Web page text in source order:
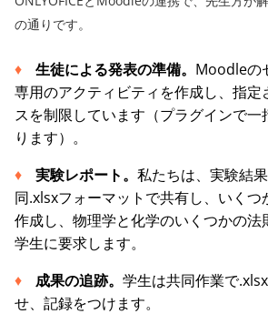
の通りです。
生徒による発表の準備。 Moodleの
専用のアクティビティを作成し、指定
スを制限しています（プラグインで
ります）。
実験レポート。 私たちは、実験結
同.xlsxフォーマットで共有し、いくつ
作成し、物理学と化学のいくつかの法
学生に要求します。
成果の追跡。 学生は共同作業で
せ、記録をつけます。